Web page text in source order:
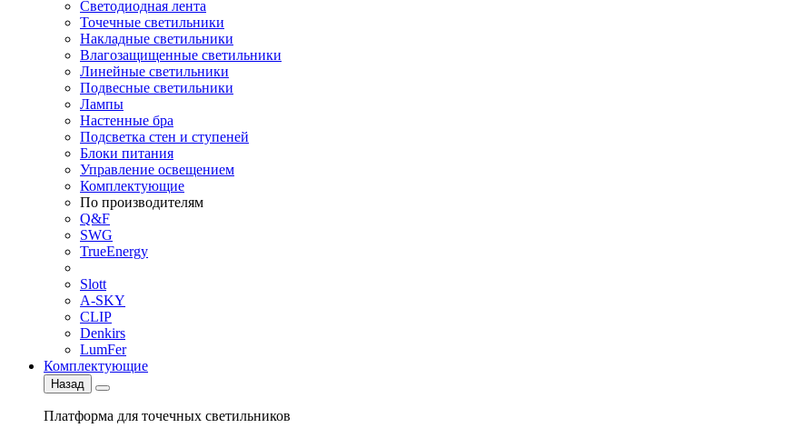
Светодиодная лента
Точечные светильники
Накладные светильники
Влагозащищенные светильники
Линейные светильники
Подвесные светильники
Лампы
Настенные бра
Подсветка стен и ступеней
Блоки питания
Управление освещением
Комплектующие
По производителям
Q&F
SWG
TrueEnergy
Slott
A-SKY
CLIP
Denkirs
LumFer
Комплектующие
Назад
Платформа для точечных светильников